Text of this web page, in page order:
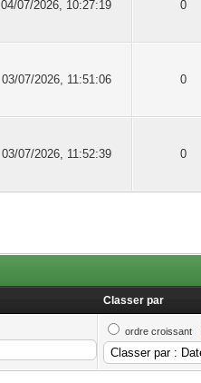
04/07/2026, 10:27:19 0
03/07/2026, 11:51:06 0
03/07/2026, 11:52:39 0
Classer par
ordre croissant